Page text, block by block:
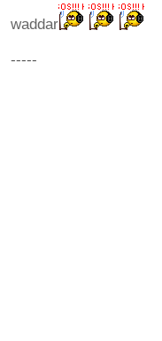
waddar
-----